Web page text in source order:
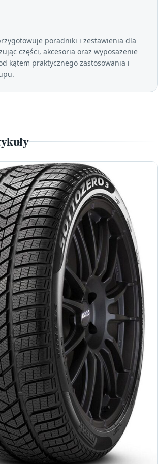
poradniki i zestawienia dla
części, akcesoria oraz wyposażenie
kątem praktycznego zastosowania i